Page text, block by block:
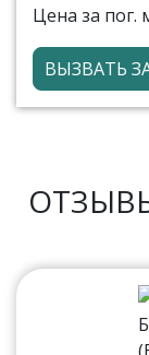
Цена за пог.
ВЫЗВАТЬ